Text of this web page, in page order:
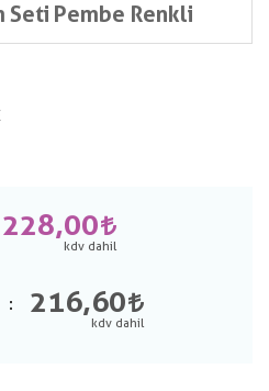
Seti Pembe Renkli
228,00
216,60